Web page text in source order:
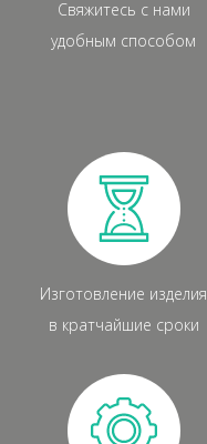
Свяжитесь с нами
удобным способом
Изготовление изделия
в кратчайшие сроки